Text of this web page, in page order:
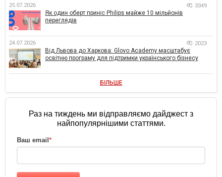
25.07.2026 3349
Як один оберт приніс Philips майже 10 мільйонів
переглядів
24.07.2026 2023
Від Львова до Харкова: Glovo Academy масштабує
освітню програму для підтримки українського бізнесу
БІЛЬШЕ
Раз на тиждень ми відправляємо дайджест з
найпопулярнішими статтями.
Ваш email *